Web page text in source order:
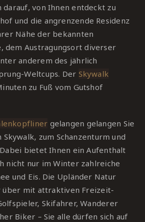
von Ihnen entdeckt zu
und die angrenzende Residenz
Nähe der bekannten
dem Austragungsort diverser
anderem des jährlich
Weltcups. Der Skywalk
zu Fuß vom Gutshof
gelangen gelangen Sie
zum Schanzenturm und
bietet Ihnen ein Aufenthalt
nicht nur im Winter zahlreiche
und Eis. Die Upländer Natur
über mit attraktiven Freizeit-
Skifahrer, Wanderer
Biker – Sie alle dürfen sich auf